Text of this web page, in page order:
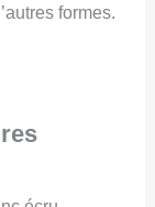
formes.